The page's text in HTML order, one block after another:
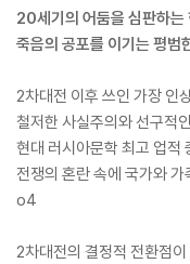
20세기의 어둠을 심판하는
죽음의 공포를 이기는 평범
2차대전 이후 쓰인 가장 인
철저한 사실주의와 선구적
현대 러시아문학 최고 업적
전쟁의 혼란 속에 국가와
o4
2차대전의 결정적 전환점